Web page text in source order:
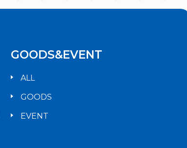
GOODS&EVENT
ALL
GOODS
EVENT